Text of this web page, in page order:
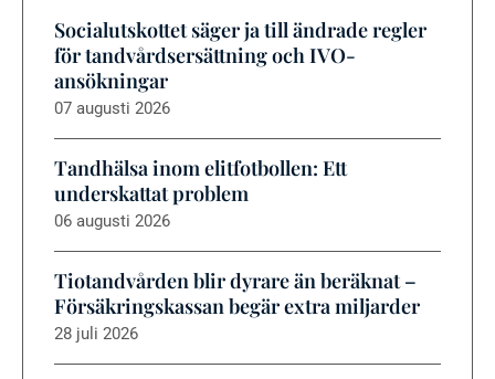
Socialutskottet säger ja till ändrade regler
för tandvårdsersättning och IVO-
ansökningar
07 augusti 2026
Tandhälsa inom elitfotbollen: Ett
underskattat problem
06 augusti 2026
Tiotandvården blir dyrare än beräknat –
Försäkringskassan begär extra miljarder
28 juli 2026